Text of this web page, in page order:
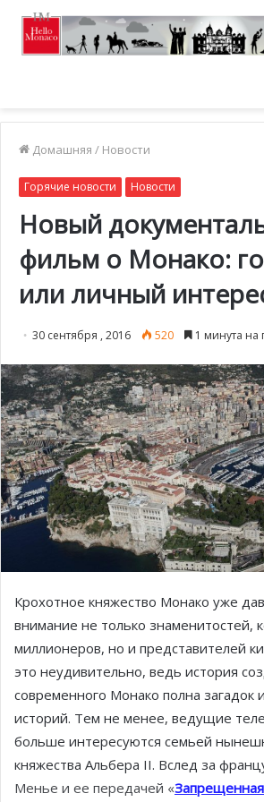
Домашняя / Новости
Горячие новости Новости
Новый
фильм о Монако:
или личный
30 сентября , 2016 520 1 минута на
Крохотное княжество Монако уже
внимание не только знаменитостей,
миллионеров, но и представителей
это неудивительно, ведь история
современного Монако полна
историй. Тем не менее, ведущие
больше интересуются семьей
княжества Альбера II. Вслед за
Менье и ее передачей «Запрещенная